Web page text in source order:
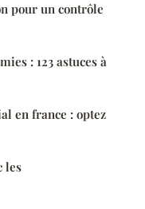
pour un contrôle
: 123 astuces à
en france : optez
les